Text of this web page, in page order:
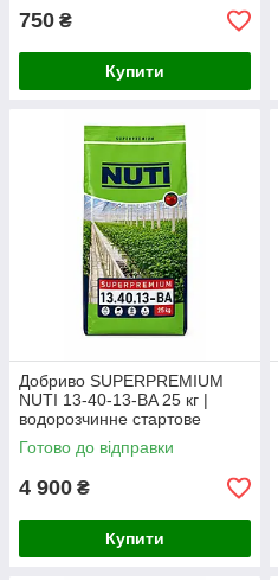
750 ₴
Купити
Добриво SUPERPREMIUM
NUTI 13-40-13-BA 25 кг |
водорозчинне стартове
добриво для фертигації та
позакореневого підживлення
Готово до відправки
4 900 ₴
Купити